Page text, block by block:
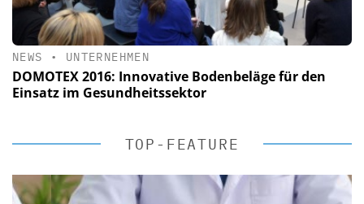
NEWS • UNTERNEHMEN
DOMOTEX 2016: Innovative Bodenbeläge für den
Einsatz im Gesundheitssektor
TOP-FEATURE